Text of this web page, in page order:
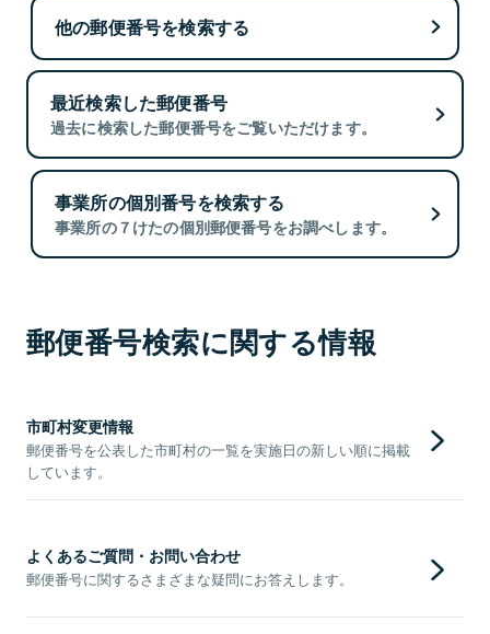
他の郵便番号を検索する
最近検索した郵便番号
過去に検索した郵便番号をご覧いただけます。
事業所の個別番号を検索する
事業所の７けたの個別郵便番号をお調べします。
郵便番号検索に関する情報
市町村変更情報
郵便番号を公表した市町村の一覧を実施日の新しい順に掲載
しています。
よくあるご質問・お問い合わせ
郵便番号に関するさまざまな疑問にお答えします。